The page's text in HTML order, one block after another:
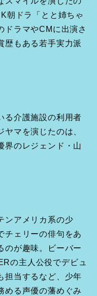
朝ドラ「とと姉ちゃ
ドラマやCMに出演さ
歴もある若手実力派
る介護施設の利用者
マを演じたのは、
界のレジェンド・山
ンアメリカ系の少
チェリーの俳句をあ
のが趣味。ビーバー
の主人公役でデビュ
担当するなど、少年
める声優の藩めぐみ